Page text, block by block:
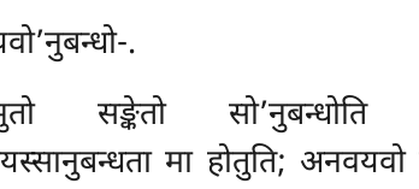
.
सङ्केतो सो’नुबन्धोति
मा होतुति;